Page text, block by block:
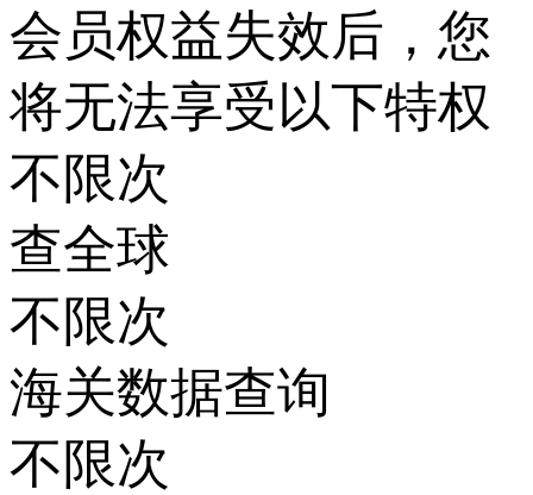
会员权益失效后，您
将无法享受以下特权
不限次
查全球
不限次
海关数据查询
不限次